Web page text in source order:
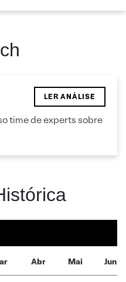
time de experts sobre
LER ANÁLISE
Abr Mai Jun